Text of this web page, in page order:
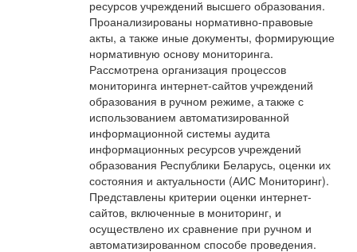
ресурсов учреждений высшего образования.
Проанализированы нормативно-правовые
акты, а также иные документы, формирующие
нормативную основу мониторинга.
Рассмотрена организация процессов
мониторинга интернет-сайтов учреждений
образования в ручном режиме, а также с
использованием автоматизированной
информационной системы аудита
информационных ресурсов учреждений
образования Республики Беларусь, оценки их
состояния и актуальности (АИС Мониторинг).
Представлены критерии оценки интернет-
сайтов, включенные в мониторинг, и
осуществлено их сравнение при ручном и
автоматизированном способе проведения.